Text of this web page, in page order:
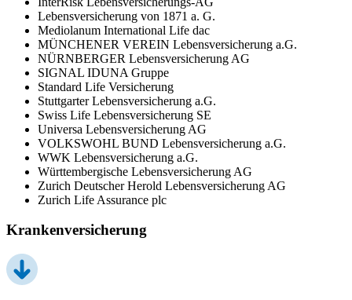
Lebensversicherung von 1871 a. G.
Mediolanum International Life dac
MÜNCHENER VEREIN Lebensversicherung a.G.
NÜRNBERGER Lebensversicherung AG
SIGNAL IDUNA Gruppe
Standard Life Versicherung
Stuttgarter Lebensversicherung a.G.
Swiss Life Lebensversicherung SE
Universa Lebensversicherung AG
VOLKSWOHL BUND Lebensversicherung a.G.
WWK Lebensversicherung a.G.
Württembergische Lebensversicherung AG
Zurich Deutscher Herold Lebensversicherung AG
Zurich Life Assurance plc
Krankenversicherung